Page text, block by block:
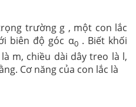
trường g , một con lắc
biên độ góc α0. Biết khối
m, chiều dài dây treo là l,
Cơ năng của con lắc là